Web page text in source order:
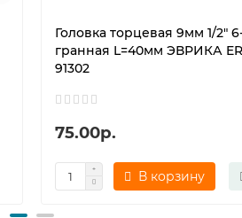
Головка торцевая 9мм 1/2"
гранная L=40мм ЭВРИКА
91302
75.00р.
В корзину